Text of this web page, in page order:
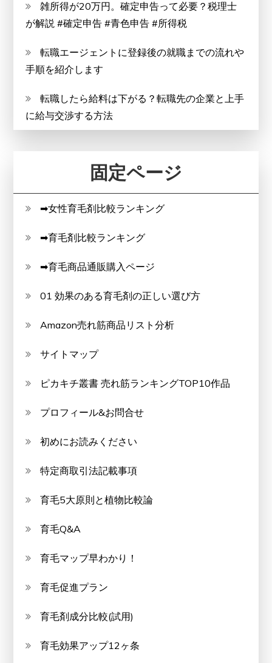
雑所得が20万円。確定申告って必要？税理士
が解説 #確定申告 #青色申告 #所得税
転職エージェントに登録後の就職までの流れや
手順を紹介します
転職したら給料は下がる？転職先の企業と上手
に給与交渉する方法
固定ページ
➡女性育毛剤比較ランキング
➡育毛剤比較ランキング
➡育毛商品通販購入ページ
01 効果のある育毛剤の正しい選び方
Amazon売れ筋商品リスト分析
サイトマップ
ピカキチ叢書 売れ筋ランキングTOP10作品
プロフィール&お問合せ
初めにお読みください
特定商取引法記載事項
育毛5大原則と植物比較論
育毛Q&A
育毛マップ早わかり！
育毛促進プラン
育毛剤成分比較(試用)
育毛効果アップ12ヶ条